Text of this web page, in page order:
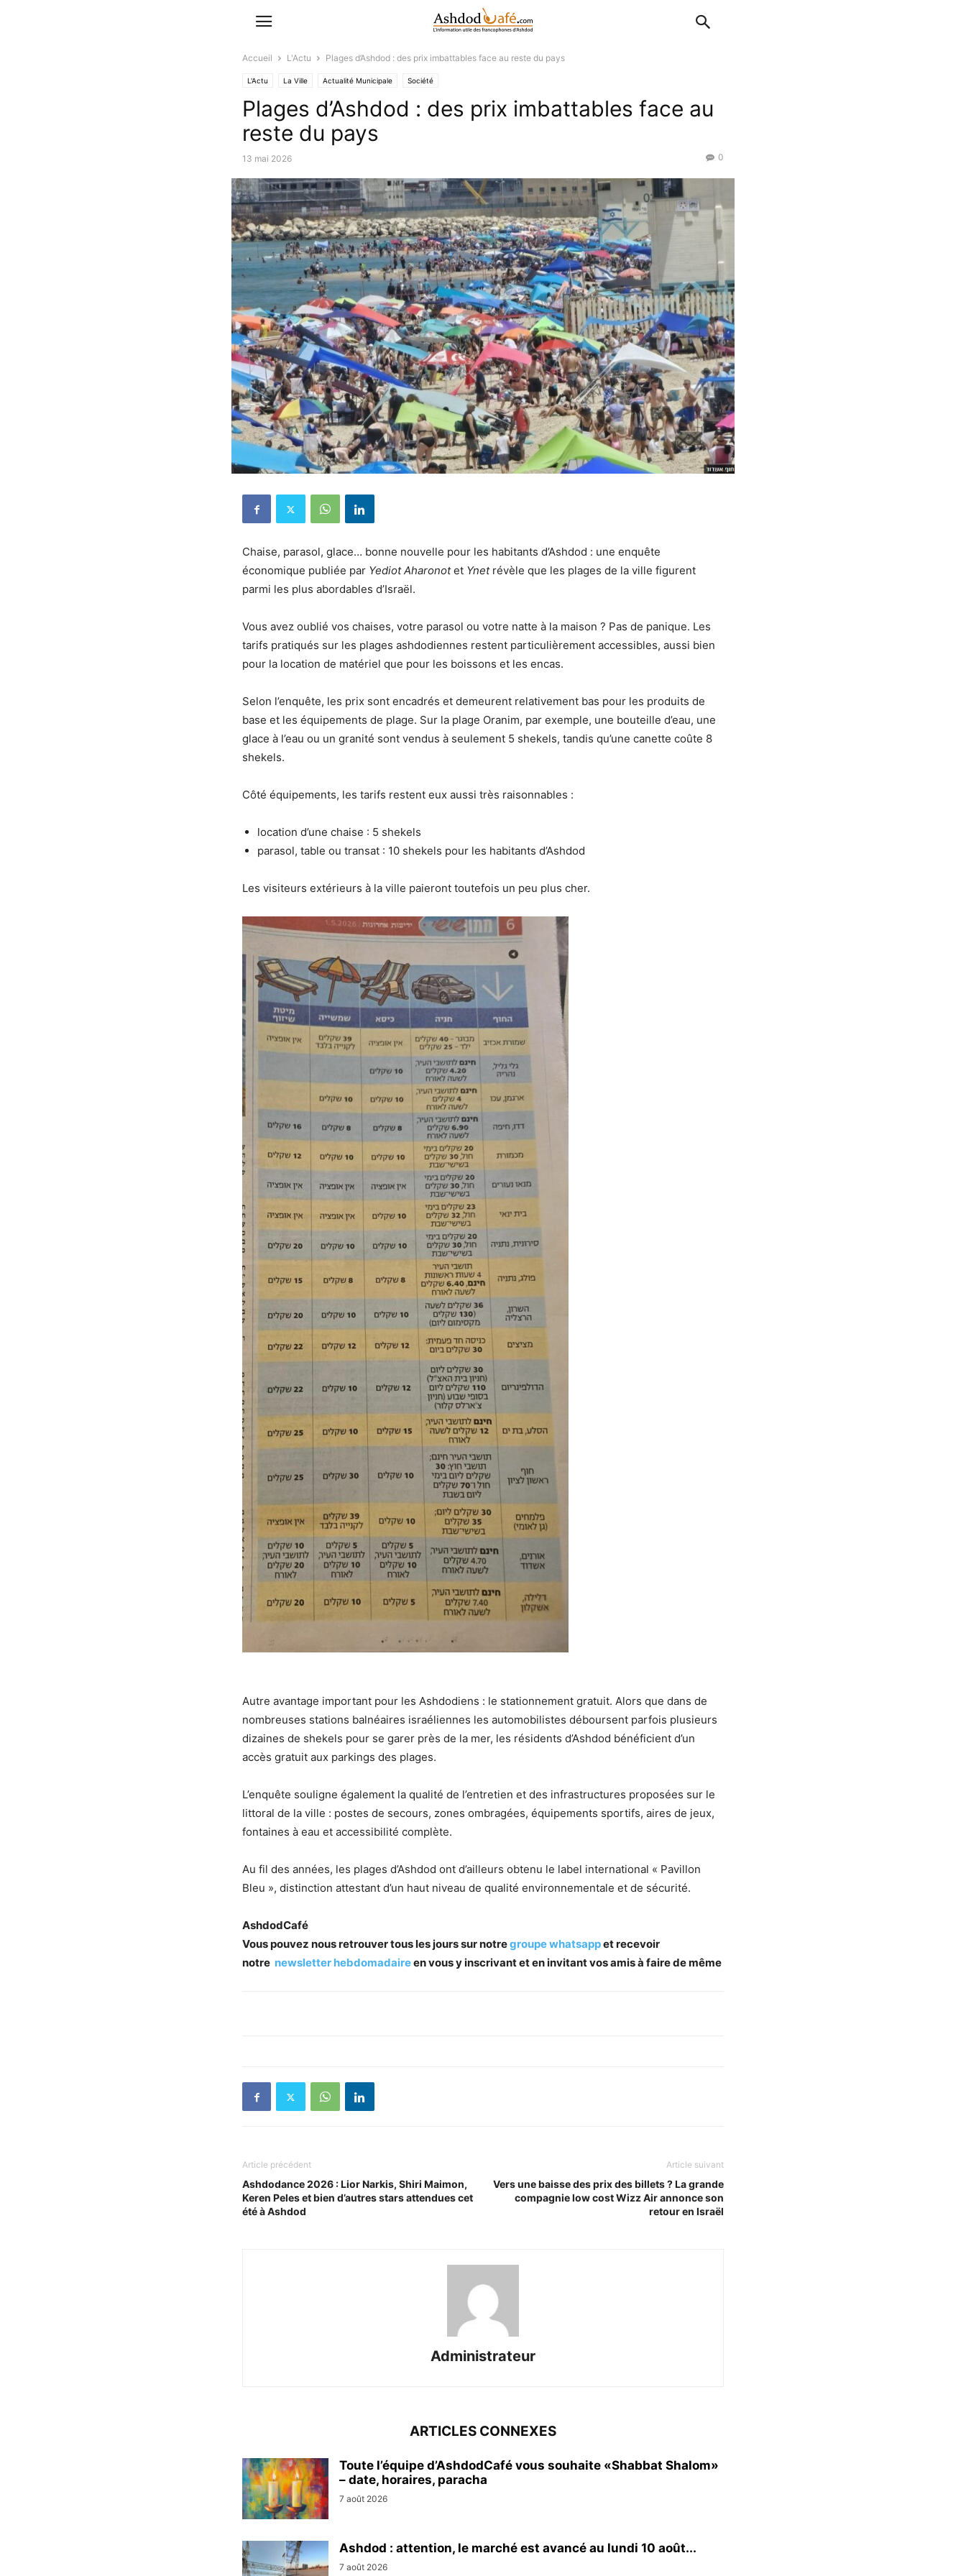
Accueil L'Actu Plages d’Ashdod : des prix imbattables face au reste du pays
L'Actu La Ville Actualité Municipale Société
Plages d’Ashdod : des prix imbattables face au
reste du pays
13 mai 2026 0
Chaise, parasol, glace… bonne nouvelle pour les habitants d’Ashdod : une enquête
économique publiée par Yediot Aharonotet Ynetrévèle que les plages de la ville figurent
parmi les plus abordables d’Israël.
Vous avez oublié vos chaises, votre parasol ou votre natte à la maison ? Pas de panique. Les
tarifs pratiqués sur les plages ashdodiennes restent particulièrement accessibles, aussi bien
pour la location de matériel que pour les boissons et les encas.
Selon l’enquête, les prix sont encadrés et demeurent relativement bas pour les produits de
base et les équipements de plage. Sur la plage Oranim, par exemple, une bouteille d’eau, une
glace à l’eau ou un granité sont vendus à seulement 5 shekels, tandis qu’une canette coûte 8
shekels.
Côté équipements, les tarifs restent eux aussi très raisonnables :
location d’une chaise : 5 shekels
parasol, table ou transat : 10 shekels pour les habitants d’Ashdod
Les visiteurs extérieurs à la ville paieront toutefois un peu plus cher.
Autre avantage important pour les Ashdodiens : le stationnement gratuit. Alors que dans de
nombreuses stations balnéaires israéliennes les automobilistes déboursent parfois plusieurs
dizaines de shekels pour se garer près de la mer, les résidents d’Ashdod bénéficient d’un
accès gratuit aux parkings des plages.
L’enquête souligne également la qualité de l’entretien et des infrastructures proposées sur le
littoral de la ville : postes de secours, zones ombragées, équipements sportifs, aires de jeux,
fontaines à eau et accessibilité complète.
Au fil des années, les plages d’Ashdod ont d’ailleurs obtenu le label international « Pavillon
Bleu », distinction attestant d’un haut niveau de qualité environnementale et de sécurité.
AshdodCafé
Vous pouvez nous retrouver tous les jours sur notregroupe whatsappet recevoir
notre newsletter hebdomadaireen vous y inscrivant et en invitant vos amis à faire de même
Article précédent
Ashdodance 2026 : Lior Narkis, Shiri Maimon,
Keren Peles et bien d’autres stars attendues cet
été à Ashdod
Article suivant
Vers une baisse des prix des billets ? La grande
compagnie low cost Wizz Air annonce son
retour en Israël
Administrateur
ARTICLES CONNEXES
Toute l’équipe d’AshdodCafé vous souhaite «Shabbat Shalom»
– date, horaires, paracha
7 août 2026
Ashdod : attention, le marché est avancé au lundi 10 août...
7 août 2026